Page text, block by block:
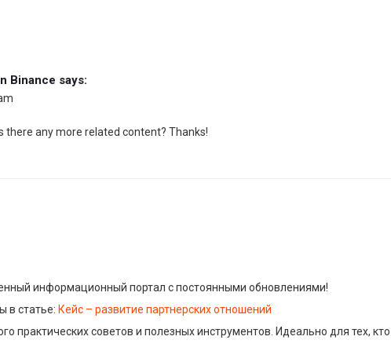
Binance says:
there any more related content? Thanks!
информационный портал с постоянными обновлениями!
в статье: Кейс – развитие партнерских отношений
практических советов и полезных инструментов. Идеально для тех,